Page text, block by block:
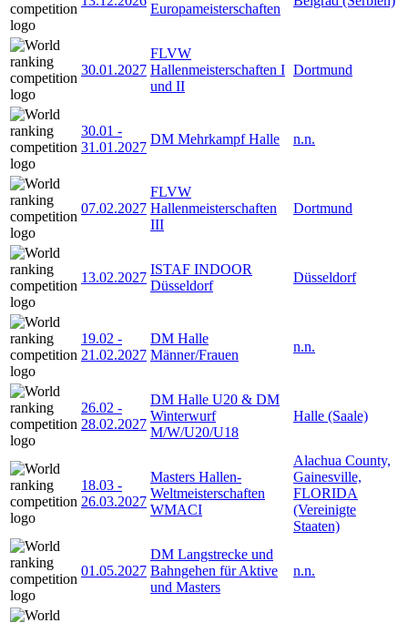
Europameisterschaften
30.01.2027
FLVW
Hallenmeisterschaften I
und II
Dortmund
30.01 -
31.01.2027
DM Mehrkampf Halle n.n.
07.02.2027
FLVW
Hallenmeisterschaften
III
Dortmund
13.02.2027
ISTAF INDOOR
Düsseldorf
Düsseldorf
19.02 -
21.02.2027
DM Halle
Männer/Frauen
n.n.
26.02 -
28.02.2027
DM Halle U20 & DM
Winterwurf
M/W/U20/U18
Halle (Saale)
18.03 -
26.03.2027
Masters Hallen-
Weltmeisterschaften
WMACI
Alachua County,
Gainesville,
FLORIDA
(Vereinigte
Staaten)
01.05.2027
DM Langstrecke und
Bahngehen für Aktive
und Masters
n.n.